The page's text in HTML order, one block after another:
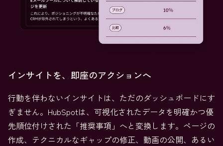
インサイトを、即座のアクションへ
行動を伴わないインサイトは、ただのダッシュボードにす
ぎません。HubSpotは、可視化されたデータを明確かつ優
先順位付けされた「推奨事項」へと変換します。ページの
作成、テクニカルなギャップの修正、動画の公開、あるい